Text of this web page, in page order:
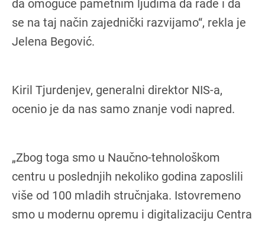
da omoguće pametnim ljudima da rade i da
se na taj način zajednički razvijamo“, rekla je
Jelena Begović.
Kiril Tjurdenjev, generalni direktor NIS-a,
ocenio je da nas samo znanje vodi napred.
„Zbog toga smo u Naučno-tehnološkom
centru u poslednjih nekoliko godina zaposlili
više od 100 mladih stručnjaka. Istovremeno
smo u modernu opremu i digitalizaciju Centra